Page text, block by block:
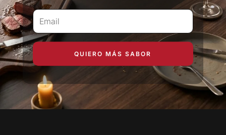
QUIERO MÁS SABOR